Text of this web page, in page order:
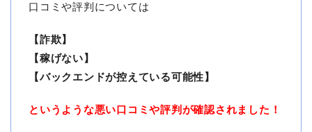
口コミや評判については
【詐欺】
【稼げない】
【バックエンドが控えている可能性】
というような悪い口コミや評判が確認されました！